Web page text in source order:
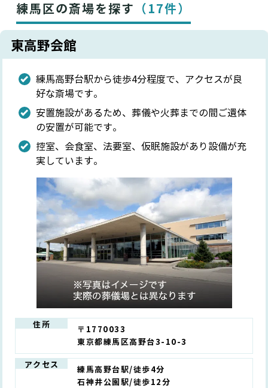
練馬区の斎場を探す （17件）
東高野会館
練馬高野台駅から徒歩4分程度で、アクセスが良
好な斎場です。
安置施設があるため、葬儀や火葬までの間ご遺体
の安置が可能です。
控室、会食室、法要室、仮眠施設があり設備が充
実しています。
住所
〒1770033
東京都練馬区高野台3-10-3
アクセス
練馬高野台駅/徒歩4分
石神井公園駅/徒歩12分